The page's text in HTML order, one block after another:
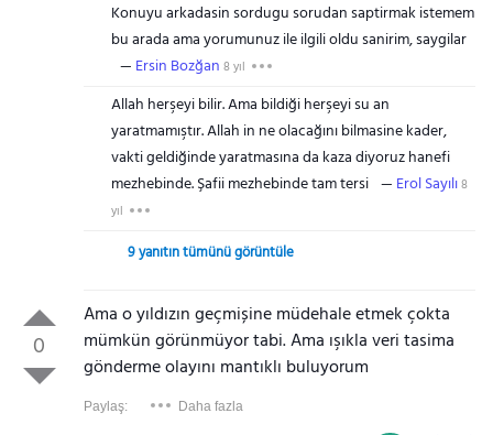
Konuyu arkadasin sordugu sorudan saptirmak istemem
bu arada ama yorumunuz ile ilgili oldu sanirim, saygilar
Ersin Bozğan 8 yıl
Allah herşeyi bilir. Ama bildiği herşeyi su an
yaratmamıştır. Allah in ne olacağını bilmasine kader,
vakti geldiğinde yaratmasına da kaza diyoruz hanefi
mezhebinde. Şafii mezhebinde tam tersi
Erol Sayılı8
yıl
9 yanıtın tümünü görüntüle
0
Ama o yıldızın geçmișine müdehale etmek çokta
mümkün görünmüyor tabi. Ama ışıkla veri tasima
gönderme olayını mantıklı buluyorum
Paylaş: Daha fazla